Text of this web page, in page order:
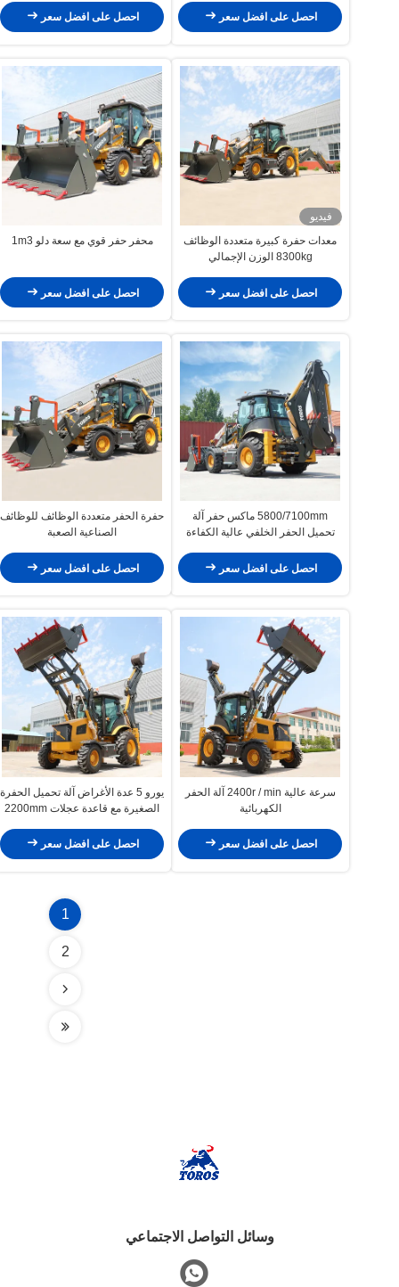
احصل على افضل سعر احصل على افضل سعر
فيديو
معدات حفرة كبيرة متعددة الوظائف
8300kg الوزن الإجمالي
احصل على افضل سعر
محفر حفر قوي مع سعة دلو 1m3
احصل على افضل سعر
5800/7100mm ماكس حفر آلة
تحميل الحفر الخلفي عالية الكفاءة
احصل على افضل سعر
حفرة الحفر متعددة الوظائف للوظائف
الصناعية الصعبة
احصل على افضل سعر
سرعة عالية 2400r / min آلة الحفر
الكهربائية
احصل على افضل سعر
يورو 5 عدة الأغراض آلة تحميل الحفرة
الصغيرة مع قاعدة عجلات 2200mm
احصل على افضل سعر
1
2
وسائل التواصل الاجتماعي